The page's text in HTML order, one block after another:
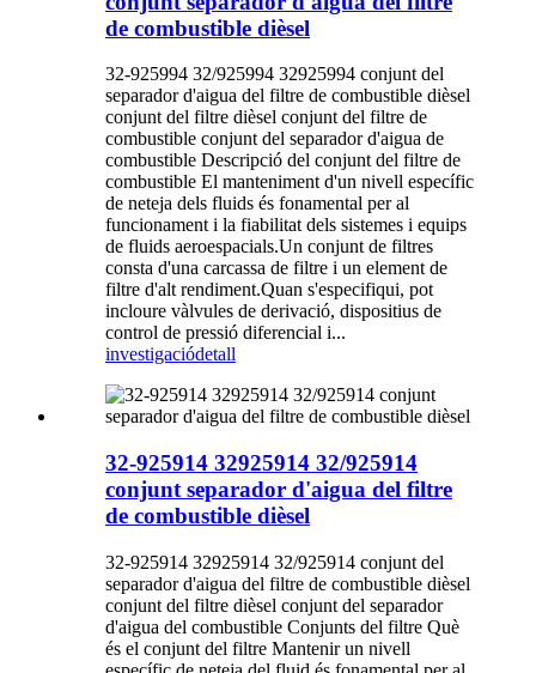
de combustible dièsel
32-925994 32/925994 32925994 conjunt del
separador d'aigua del filtre de combustible dièsel
conjunt del filtre dièsel conjunt del filtre de
combustible conjunt del separador d'aigua de
combustible Descripció del conjunt del filtre de
combustible El manteniment d'un nivell específic
de neteja dels fluids és fonamental per al
funcionament i la fiabilitat dels sistemes i equips
de fluids aeroespacials.Un conjunt de filtres
consta d'una carcassa de filtre i un element de
filtre d'alt rendiment.Quan s'especifiqui, pot
incloure vàlvules de derivació, dispositius de
control de pressió diferencial i...
investigaciódetall
32-925914 32925914 32/925914
conjunt separador d'aigua del filtre
de combustible dièsel
32-925914 32925914 32/925914 conjunt del
separador d'aigua del filtre de combustible dièsel
conjunt del filtre dièsel conjunt del separador
d'aigua del combustible Conjunts del filtre Què
és el conjunt del filtre Mantenir un nivell